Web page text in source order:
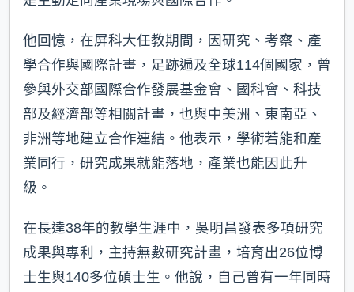
他回憶，在屏科大任教期間，因研究、考察、產
學合作與國際計畫，足跡遍及全球114個國家，曾
參與外交部國際合作發展基金會、國科會、科技
部及經濟部等相關計畫，也與中美洲、東南亞、
非洲等地建立合作連結。他表示，學術若能和產
業同行，研究成果就能落地，產業也能因此升
級。
在長達38年的教學生涯中，吳明昌發表多項研究
成果與專利，主持無數研究計畫，培育出26位博
士生與140多位碩士生。他說，自己曾有一年同時